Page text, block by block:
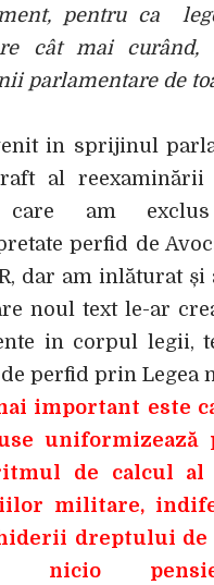
pentru ca
cât mai curând,
parlamentare de
in sprijinul
al reexaminării
am exclus
perfid de
dar am inlăturat
noul text le-ar
in corpul legii,
perfid prin Legea
important este
de calcul al
militare,
dreptului de
nicio